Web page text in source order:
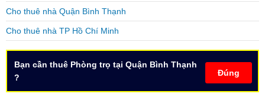
Cho thuê nhà Quận Bình Thạnh
Cho thuê nhà TP Hồ Chí Minh
Đúng
Bạn cần thuê Phòng trọ tại Quận Bình Thạnh
?